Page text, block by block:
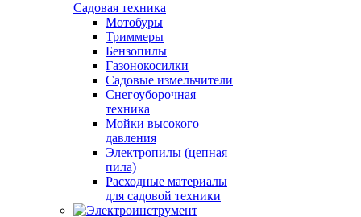
Садовая техника
Мотобуры
Триммеры
Бензопилы
Газонокосилки
Садовые измельчители
Снегоуборочная
техника
Мойки высокого
давления
Электропилы (цепная
пила)
Расходные материалы
для садовой техники